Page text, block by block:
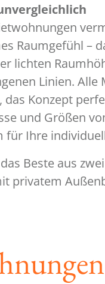
Raumgefühl –
lichten
Linien. Alle
Konzept
und Größen
für Ihre
Beste aus
privatem